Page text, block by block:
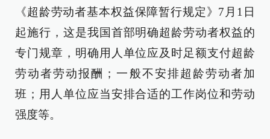
《超龄劳动者基本权益保障暂行规定》7月1日
起施行，这是我国首部明确超龄劳动者权益的
专门规章，明确用人单位应及时足额支付超龄
劳动者劳动报酬；一般不安排超龄劳动者加
班；用人单位应当安排合适的工作岗位和劳动
强度等。